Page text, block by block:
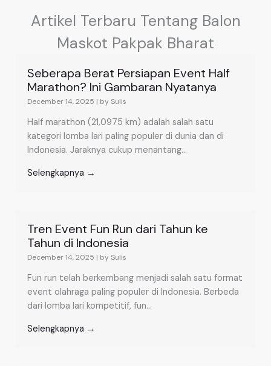
Artikel Terbaru Tentang Balon
Maskot Pakpak Bharat
Seberapa Berat Persiapan Event Half
Marathon? Ini Gambaran Nyatanya
December 14, 2025 | by Sulis
Half marathon (21,0975 km) adalah salah satu
kategori lomba lari paling populer di dunia dan di
Indonesia. Jaraknya cukup menantang...
Selengkapnya →
Tren Event Fun Run dari Tahun ke
Tahun di Indonesia
December 14, 2025 | by Sulis
Fun run telah berkembang menjadi salah satu format
event olahraga paling populer di Indonesia. Berbeda
dari lomba lari kompetitif, fun...
Selengkapnya →